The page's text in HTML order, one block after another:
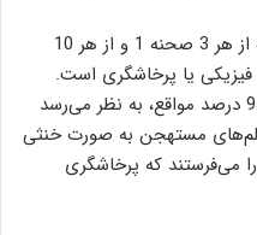
تحقیقات همچنین نشان می دهد که از هر 3 صحنه 1 و از هر 10
فیزیکی یا پرخاشگری است.
حتی نگران‌کننده‌تر این است که در 95 درصد مواقع، به نظر می‌رسد
مستهجن به صورت خنثی
می‌فرستند که پرخاشگری